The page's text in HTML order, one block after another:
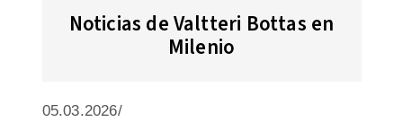
Noticias de Valtteri Bottas en
Milenio
05.03.2026/